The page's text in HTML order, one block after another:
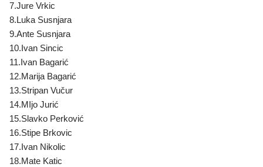
7.Jure Vrkic
8.Luka Susnjara
9.Ante Susnjara
10.Ivan Sincic
11.Ivan Bagarić
12.Marija Bagarić
13.Stripan Vučur
14.MIjo Jurić
15.Slavko Perković
16.Stipe Brkovic
17.Ivan Nikolic
18.Mate Katic